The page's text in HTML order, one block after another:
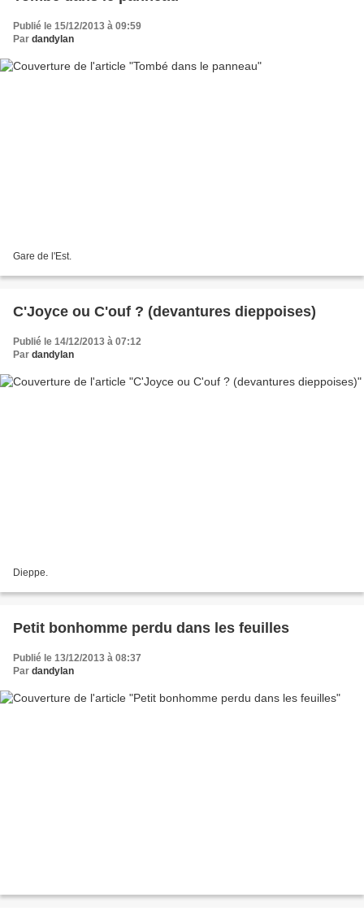
Publié le 15/12/2013 à 09:59
Par dandylan
Gare de l'Est.
C'Joyce ou C'ouf ? (devantures dieppoises)
Publié le 14/12/2013 à 07:12
Par dandylan
Dieppe.
Petit bonhomme perdu dans les feuilles
Publié le 13/12/2013 à 08:37
Par dandylan